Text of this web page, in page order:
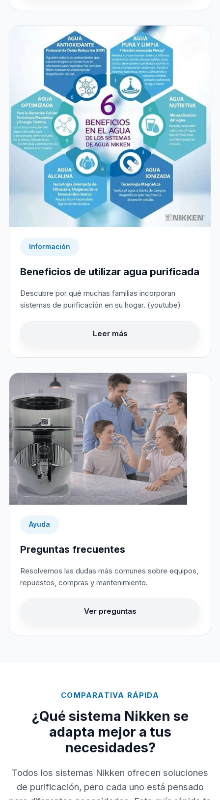
Información
Beneficios de utilizar agua purificada
Descubre por qué muchas familias incorporan
sistemas de purificación en su hogar. (youtube)
Leer más
Ayuda
Preguntas frecuentes
Resolvemos las dudas más comunes sobre equipos,
repuestos, compras y mantenimiento.
Ver preguntas
COMPARATIVA RÁPIDA
¿Qué sistema Nikken se
adapta mejor a tus
necesidades?
Todos los sistemas Nikken ofrecen soluciones
de purificación, pero cada uno está pensado